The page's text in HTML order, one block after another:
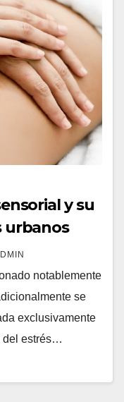
y su
urbanos
notablemente
se
exclusivamente
del estrés…